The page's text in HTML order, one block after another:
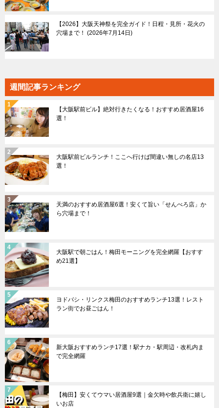
【2026】大阪天神祭を完全ガイド！日程・見所・花火の
穴場まで！
2026年7月14日
週間記事ランキング
【大阪駅前ビル】絶対行きたくなる！おすすめ居酒屋16
選！
大阪駅前ビルランチ！ここへ行けば間違い無しの名店13
選！
天満のおすすめ居酒屋6選！安くて旨い「せんべろ店」か
ら穴場まで！
大阪駅で朝ごはん！梅田モーニングを完全網羅【おすす
め21選】
ヨドバシ・リンクス梅田のおすすめランチ13選！レスト
ラン街でお昼ごはん！
新大阪おすすめランチ17選！駅ナカ・駅周辺・改札内ま
で完全網羅
【梅田】安くてウマい居酒屋9選｜金欠時や飲兵衛に嬉し
いお店